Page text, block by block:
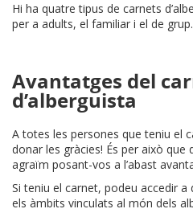
Hi ha quatre tipus de carnets
per a adults, el familiar i el de
Avantatges del
d’alberguista
A totes les persones que teniu el
donar les gràcies! És per això que
agraïm posant-vos a l’abast
Si teniu el carnet, podeu accedir
els àmbits vinculats al món dels